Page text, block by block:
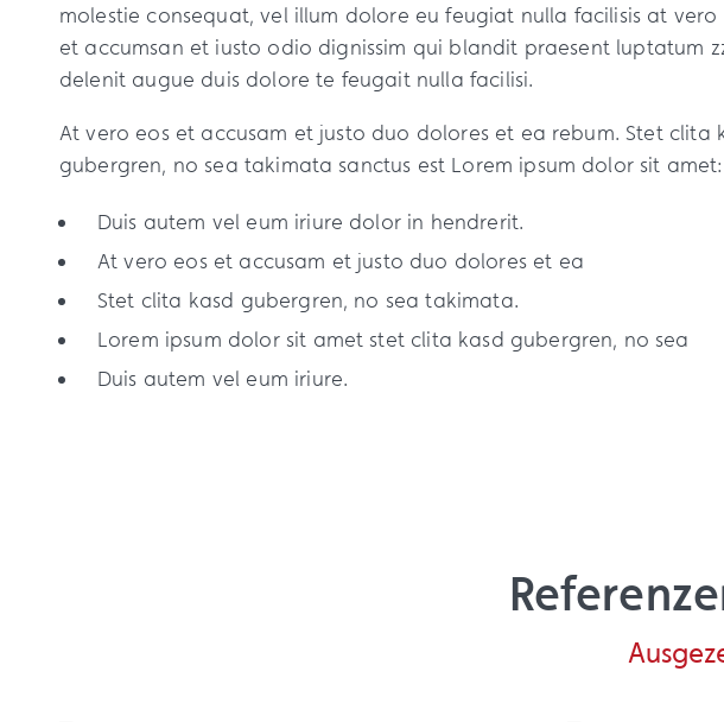
molestie consequat, vel illum dolore eu feugiat nulla facilisis at vero
et accumsan et iusto odio dignissim qui blandit praesent luptatum
delenit augue duis dolore te feugait nulla facilisi.
At vero eos et accusam et justo duo dolores et ea rebum. Stet clita
gubergren, no sea takimata sanctus est Lorem ipsum dolor sit amet:
Duis autem vel eum iriure dolor in hendrerit.
At vero eos et accusam et justo duo dolores et ea
Stet clita kasd gubergren, no sea takimata.
Lorem ipsum dolor sit amet stet clita kasd gubergren, no sea
Duis autem vel eum iriure.